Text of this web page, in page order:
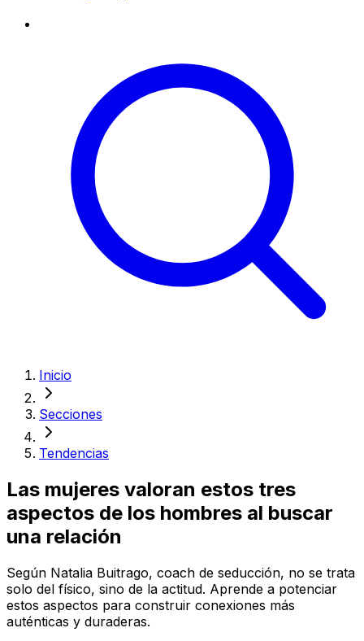
Inicio
Secciones
Tendencias
Las mujeres valoran estos tres
aspectos de los hombres al buscar
una relación
Según Natalia Buitrago, coach de seducción, no se trata
solo del físico, sino de la actitud. Aprende a potenciar
estos aspectos para construir conexiones más
auténticas y duraderas.